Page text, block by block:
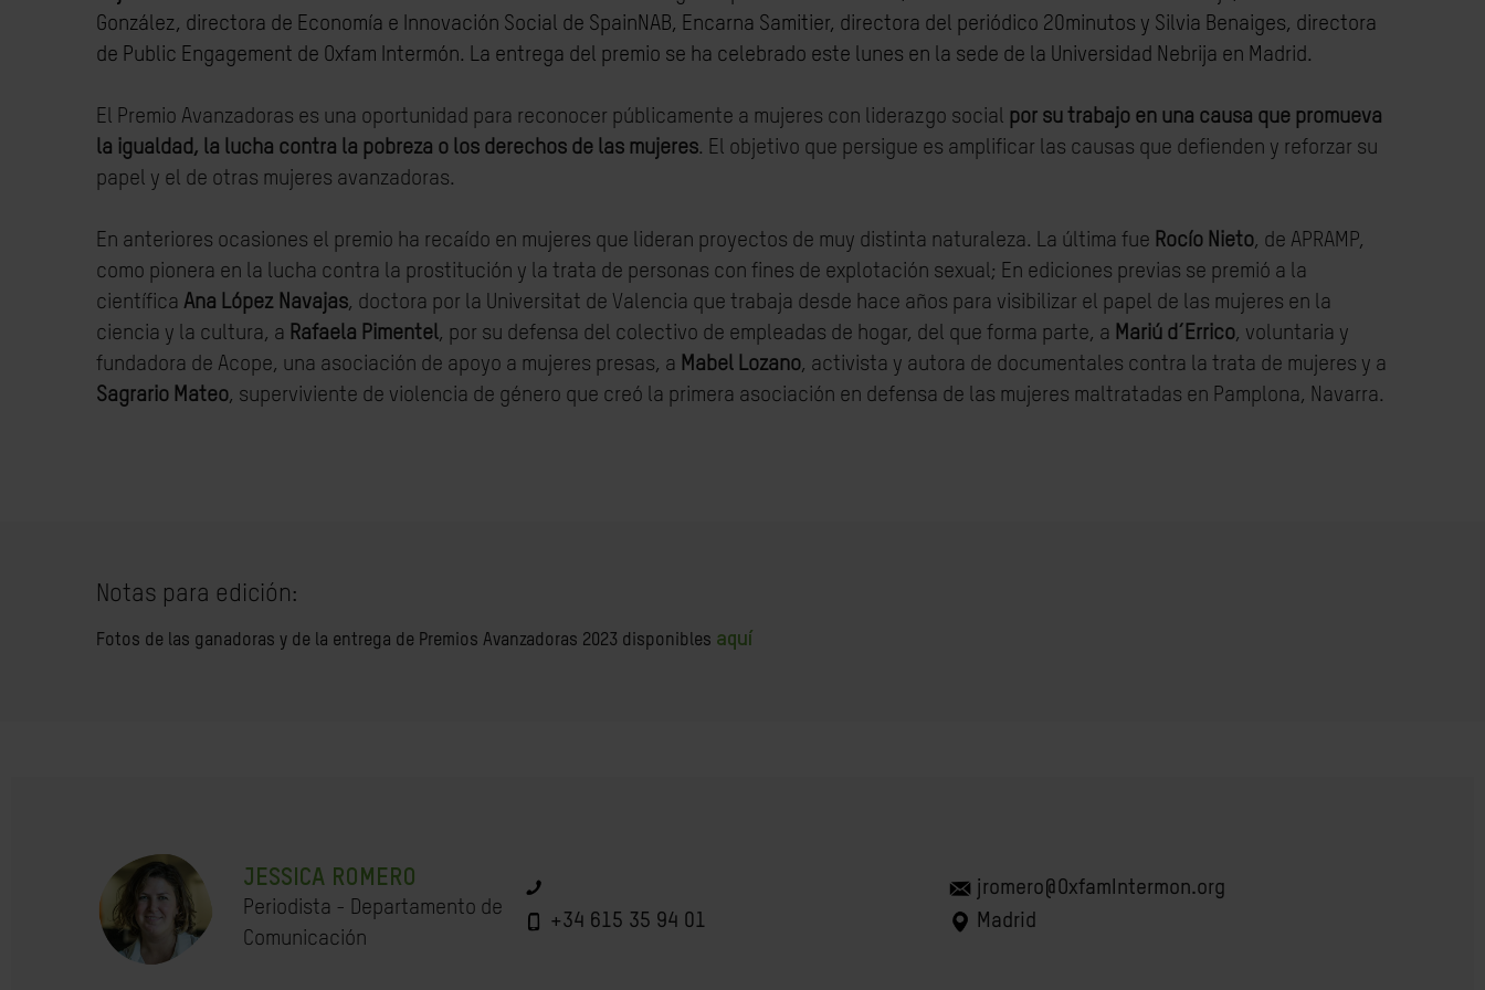
González, directora de Economía e Innovación Social de SpainNAB, Encarna Samitier, directora del periódico 20minutos y Silvia Benaiges, directora
de Public Engagement de Oxfam Intermón. La entrega del premio se ha celebrado este lunes en la sede de la Universidad Nebrija en Madrid.
El Premio Avanzadoras es una oportunidad para reconocer públicamente a mujeres con liderazgo social por su trabajo en una causa que promueva
la igualdad, la lucha contra la pobreza o los derechos de las mujeres. El objetivo que persigue es amplificar las causas que defienden y reforzar su
papel y el de otras mujeres avanzadoras.
En anteriores ocasiones el premio ha recaído en mujeres que lideran proyectos de muy distinta naturaleza. La última fue Rocío Nieto, de APRAMP,
como pionera en la lucha contra la prostitución y la trata de personas con fines de explotación sexual; En ediciones previas se premió a la
científica Ana López Navajas, doctora por la Universitat de Valencia que trabaja desde hace años para visibilizar el papel de las mujeres en la
ciencia y la cultura, a Rafaela Pimentel, por su defensa del colectivo de empleadas de hogar, del que forma parte, a Mariú d´Errico, voluntaria y
fundadora de Acope, una asociación de apoyo a mujeres presas, a Mabel Lozano, activista y autora de documentales contra la trata de mujeres y a
Sagrario Mateo, superviviente de violencia de género que creó la primera asociación en defensa de las mujeres maltratadas en Pamplona, Navarra.
Notas para edición:
Fotos de las ganadoras y de la entrega de Premios Avanzadoras 2023 disponibles aquí
JESSICA ROMERO
Periodista - Departamento de
Comunicación
jromero@OxfamIntermon.org
+34 615 35 94 01
Madrid